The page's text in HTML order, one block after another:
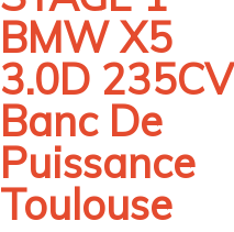
BMW X5
3.0D 235CV
Banc De
Puissance
Toulouse